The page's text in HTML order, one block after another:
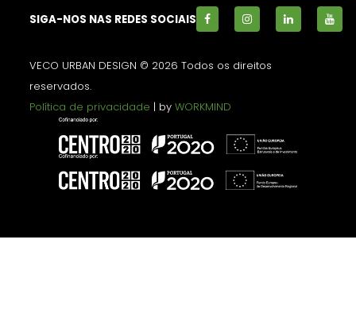
SIGA-NOS NAS REDES SOCIAIS
VECO URBAN DESIGN © 2026 Todos os direitos
reservados.
Política de privacidade | byWORKMIND